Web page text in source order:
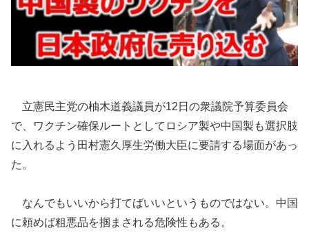
立憲民主党の柚木道義議員が12日の衆議院予算委員会
で、ワクチン確保ルートとしてロシア製や中国製も選択肢
に入れるよう田村憲久厚生労働大臣に要請する場面があっ
た。
なんでもいいから打てばいいというものではない。中国
に頼めば粗悪品を掴まされる危険性もある。